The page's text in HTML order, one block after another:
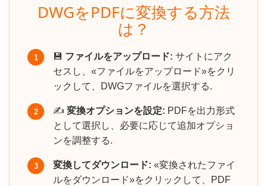
DWGをPDFに変換する方法
は？
1 💾 ファイルをアップロード: サイトにアク
セスし、«ファイルをアップロード»をクリ
ックして、DWGファイルを選択する.
2 ✍️ 変換オプションを設定: PDFを出力形式
として選択し、必要に応じて追加オプショ
ンを調整する.
3 変換してダウンロード: «変換されたファイ
ルをダウンロード»をクリックして、PDF